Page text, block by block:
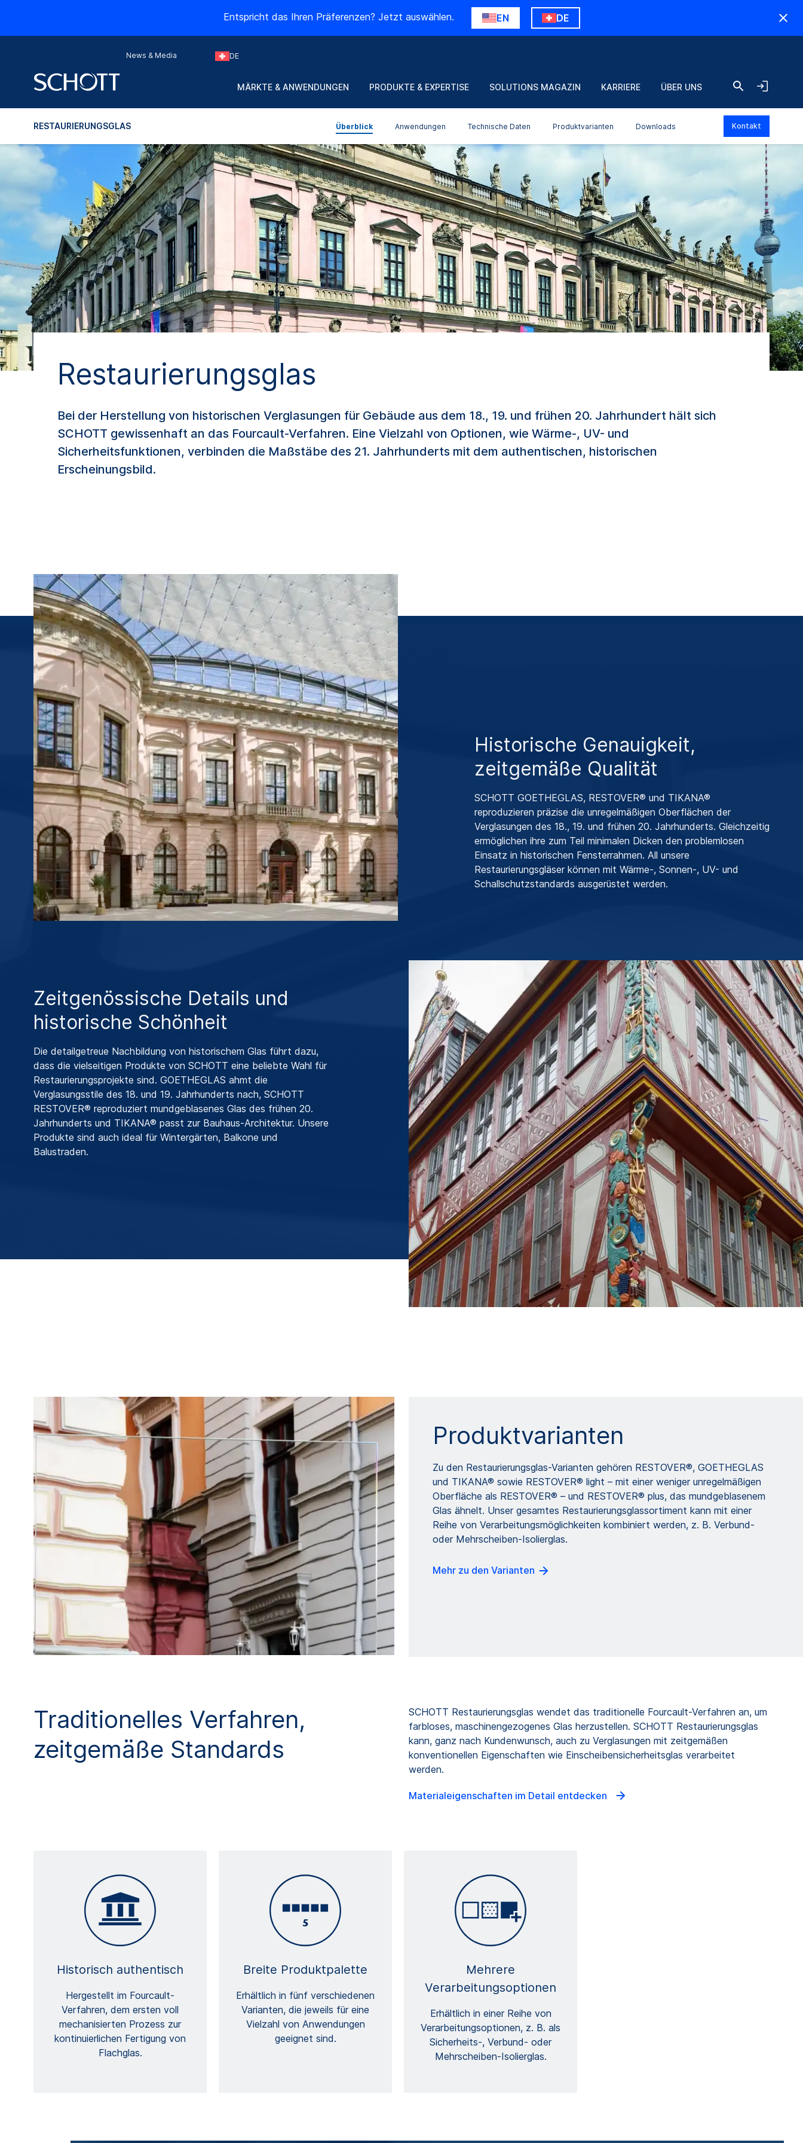
Entspricht das Ihren Präferenzen? Jetzt auswählen. EN DE
News & Media DE
MÄRKTE & ANWENDUNGEN PRODUKTE & EXPERTISE SOLUTIONS MAGAZIN KARRIERE ÜBER UNS
RESTAURIERUNGS­GLAS Überblick Anwendungen Technische Daten Produktvarianten Downloads Kontakt
Restaurierungsglas
Bei der Herstellung von historischen Verglasungen für Gebäude aus dem 18., 19. und frühen 20. Jahrhundert hält sich
SCHOTT gewissenhaft an das Fourcault-Verfahren. Eine Vielzahl von Optionen, wie Wärme-, UV- und
Sicherheitsfunktionen, verbinden die Maßstäbe des 21. Jahrhunderts mit dem authentischen, historischen
Erscheinungsbild.
Historische Genauigkeit,
zeitgemäße Qualität
SCHOTT GOETHEGLAS, RESTOVER® und TIKANA®
reproduzieren präzise die unregelmäßigen Oberflächen der
Verglasungen des 18., 19. und frühen 20. Jahrhunderts. Gleichzeitig
ermöglichen ihre zum Teil minimalen Dicken den problemlosen
Einsatz in historischen Fensterrahmen. All unsere
Restaurierungsgläser können mit Wärme-, Sonnen-, UV- und
Schallschutzstandards ausgerüstet werden.
Zeitgenössische Details und
historische Schönheit
Die detailgetreue Nachbildung von historischem Glas führt dazu,
dass die vielseitigen Produkte von SCHOTT eine beliebte Wahl für
Restaurierungsprojekte sind. GOETHEGLAS ahmt die
Verglasungsstile des 18. und 19. Jahrhunderts nach, SCHOTT
RESTOVER® reproduziert mundgeblasenes Glas des frühen 20.
Jahrhunderts und TIKANA® passt zur Bauhaus-Architektur. Unsere
Produkte sind auch ideal für Wintergärten, Balkone und
Balustraden.
Produktvarianten
Zu den Restaurierungsglas-Varianten gehören RESTOVER®, GOETHEGLAS
und TIKANA® sowie RESTOVER® light – mit einer weniger unregelmäßigen
Oberfläche als RESTOVER® – und RESTOVER® plus, das mundgeblasenem
Glas ähnelt. Unser gesamtes Restaurierungsglassortiment kann mit einer
Reihe von Verarbeitungsmöglichkeiten kombiniert werden, z. B. Verbund-
oder Mehrscheiben-Isolierglas.
Mehr zu den Varianten
Traditionelles Verfahren,
zeitgemäße Standards
SCHOTT Restaurierungsglas wendet das traditionelle Fourcault-Verfahren an, um
farbloses, maschinengezogenes Glas herzustellen. SCHOTT Restaurierungsglas
kann, ganz nach Kundenwunsch, auch zu Verglasungen mit zeitgemäßen
konventionellen Eigenschaften wie Einscheibensicherheitsglas verarbeitet
werden.
Materialeigenschaften im Detail entdecken
Historisch authentisch
Hergestellt im Fourcault-
Verfahren, dem ersten voll
mechanisierten Prozess zur
kontinuierlichen Fertigung von
Flachglas.
Breite Produktpalette
Erhältlich in fünf verschiedenen
Varianten, die jeweils für eine
Vielzahl von Anwendungen
geeignet sind.
Mehrere
Verarbeitungsoptionen
Erhältlich in einer Reihe von
Verarbeitungsoptionen, z. B. als
Sicherheits-, Verbund- oder
Mehrscheiben-Isolierglas.